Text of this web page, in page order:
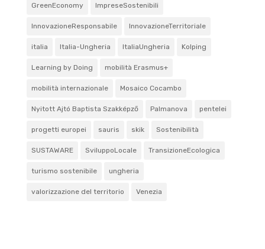
GreenEconomy ImpreseSostenibili
InnovazioneResponsabile InnovazioneTerritoriale
italia Italia-Ungheria ItaliaUngheria Kolping
Learning by Doing mobilità Erasmus+
mobilità internazionale Mosaico Cocambo
Nyitott Ajtó Baptista Szakképző Palmanova pentelei
progetti europei sauris skik Sostenibilità
SUSTAWARE SviluppoLocale TransizioneEcologica
turismo sostenibile ungheria
valorizzazione del territorio Venezia